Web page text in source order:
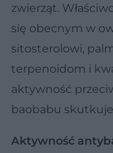
zwierząt.
się obecnym w
sitosterolowi,
terpenoidom i
aktywność
baobabu
Aktywność